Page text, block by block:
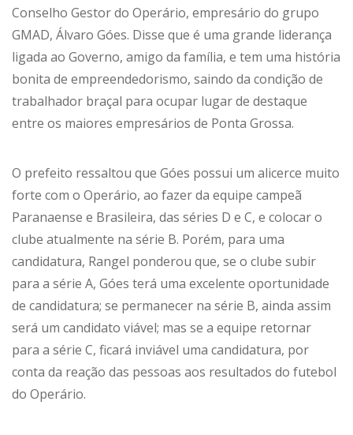
Conselho Gestor do Operário, empresário do grupo
GMAD, Álvaro Góes. Disse que é uma grande liderança
ligada ao Governo, amigo da família, e tem uma história
bonita de empreendedorismo, saindo da condição de
trabalhador braçal para ocupar lugar de destaque
entre os maiores empresários de Ponta Grossa.
O prefeito ressaltou que Góes possui um alicerce muito
forte com o Operário, ao fazer da equipe campeã
Paranaense e Brasileira, das séries D e C, e colocar o
clube atualmente na série B. Porém, para uma
candidatura, Rangel ponderou que, se o clube subir
para a série A, Góes terá uma excelente oportunidade
de candidatura; se permanecer na série B, ainda assim
será um candidato viável; mas se a equipe retornar
para a série C, ficará inviável uma candidatura, por
conta da reação das pessoas aos resultados do futebol
do Operário.